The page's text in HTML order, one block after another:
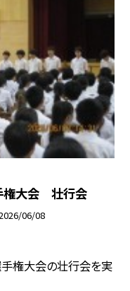
権大会 壮行会
06/08
権大会の壮行会を実